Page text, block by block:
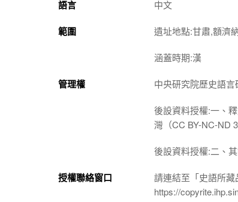
語言 中文
範圍 遺址地點:甘肅,額濟
涵蓋時期:漢
管理權 中央研究院歷史語言
後設資料授權:一、
灣（CC BY-NC-ND
後設資料授權:二、
授權聯絡窗口
請連結至「史語所藏
https://